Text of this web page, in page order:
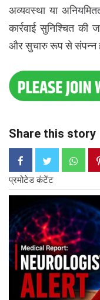
अव्यवस्था या
कार्रवाई सुनिश्चित की
और सुचारु रूप से संपन्न
Share this story